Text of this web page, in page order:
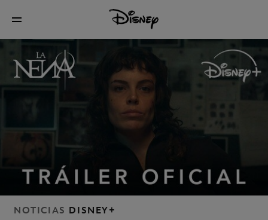
NOTICIAS DISNEY+